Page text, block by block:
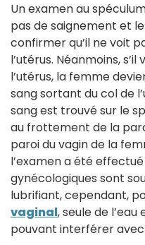
Un examen au
pas de saignement et
confirmer qu’il ne voit
l’utérus. Néanmoins,
l’utérus, la femme
sang sortant du col de
sang est trouvé sur le
au frottement de la
paroi du vagin de la
l’examen a été
gynécologiques sont
lubrifiant, cependant,
vaginal, seule de
pouvant interférer avec